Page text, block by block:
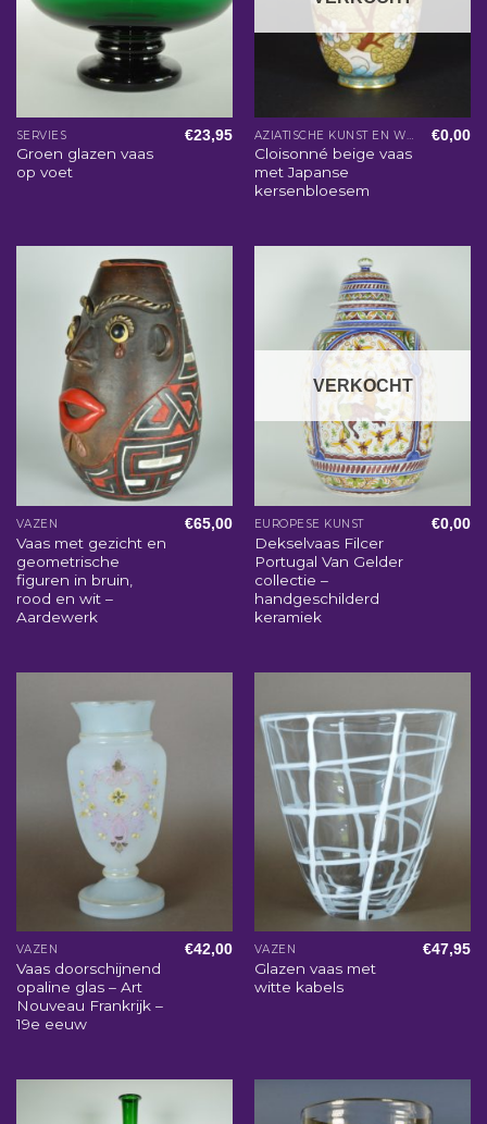
SERVIES
Groen glazen vaas
op voet
€23,95 AZIATISCHE KUNST EN WOONACCESSOIRES
Cloisonné beige vaas
met Japanse
kersenbloesem
€0,00
VAZEN
Vaas met gezicht en
geometrische
figuren in bruin,
rood en wit –
Aardewerk
€65,00
VERKOCHT
EUROPESE KUNST
Dekselvaas Filcer
Portugal Van Gelder
collectie –
handgeschilderd
keramiek
€0,00
VAZEN
Vaas doorschijnend
opaline glas – Art
Nouveau Frankrijk –
19e eeuw
€42,00 VAZEN
Glazen vaas met
witte kabels
€47,95